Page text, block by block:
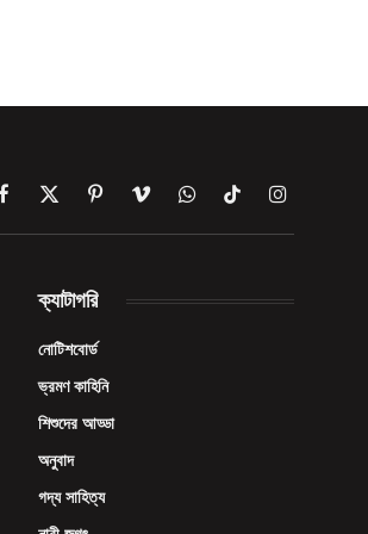
Facebook
X
PinterestVimeoWhatsAppTikTokInstagram
ক্যাটাগরি
নোটিশবোর্ড
ভ্রমণ কাহিনি
শিশুদের আড্ডা
অনুবাদ
গদ্য সাহিত্য